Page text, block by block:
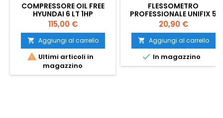
COMPRESSORE OIL FREE
HYUNDAI 6 LT 1HP
Prezzo
115,00 €
 Aggiungi al carrello
 Ultimi articoli in
magazzino
FLESSOMETRO
PROFESSIONALE UNIFIX 5
MT.
Prezzo
20,90 €
 Aggiungi al carrello
 In magazzino